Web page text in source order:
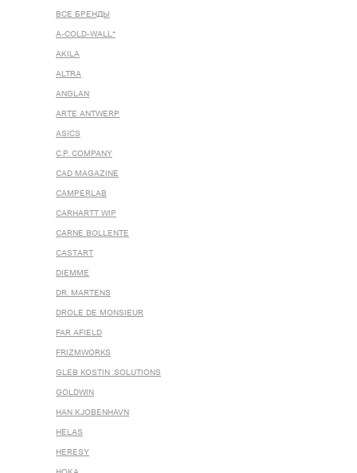
ВСЕ БРЕНДЫ
A-COLD-WALL*
AKILA
ALTRA
ANGLAN
ARTE ANTWERP
ASICS
C.P. COMPANY
CAD MAGAZINE
CAMPERLAB
CARHARTT WIP
CARNE BOLLENTE
CASTART
DIEMME
DR. MARTENS
DROLE DE MONSIEUR
FAR AFIELD
FRIZMWORKS
GLEB KOSTIN .SOLUTIONS
GOLDWIN
HAN KJOBENHAVN
HELAS
HERESY